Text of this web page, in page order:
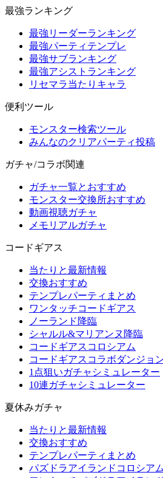
最強ランキング
最強リーダーランキング
最強パーティテンプレ
最強サブランキング
最強アシストランキング
リセマラ当たりキャラ
便利ツール
モンスター検索ツール
みんなのクリアパーティ投稿
ガチャ/コラボ関連
ガチャ一覧とおすすめ
モンスター交換所おすすめ
動画視聴ガチャ
メモリアルガチャ
コードギアス
当たりと最新情報
交換おすすめ
テンプレパーティまとめ
ワンタッチコードギアス
ノーランド降臨
シャルル&マリアンヌ降臨
コードギアスコロシアム
コードギアスコラボダンジョ
1点狙いガチャシミュレーター
10連ガチャシミュレーター
夏休みガチャ
当たりと最新情報
交換おすすめ
テンプレパーティまとめ
パズドラアイランドコロシアム